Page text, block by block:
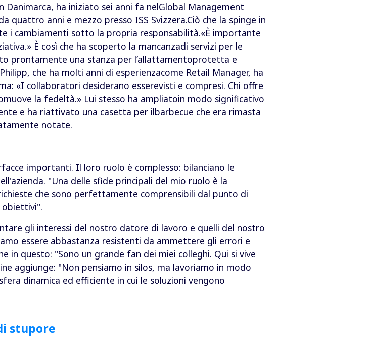
ha iniziato sei anni fa nelGlobal Management
quattro anni e mezzo presso ISS Svizzera.Ciò che la spinge in
i cambiamenti sotto la propria responsabilità.«È importante
È così che ha scoperto la mancanzadi servizi per le
prontamente una stanza per l’allattamentoprotetta e
che ha molti anni di esperienzacome Retail Manager, ha
«I collaboratori desiderano esserevisti e compresi. Chi offre
la fedeltà.» Lui stesso ha ampliatoin modo significativo
e ha riattivato una casetta per ilbarbecue che era rimasta
notate.
importanti. Il loro ruolo è complesso: bilanciano le
"Una delle sfide principali del mio ruolo è la
che sono perfettamente comprensibili dal punto di
obiettivi".
gli interessi del nostro datore di lavoro e quelli del nostro
essere abbastanza resistenti da ammettere gli errori e
in questo: "Sono un grande fan dei miei colleghi. Qui si vive
aggiunge: "Non pensiamo in silos, ma lavoriamo in modo
dinamica ed efficiente in cui le soluzioni vengono
stupore